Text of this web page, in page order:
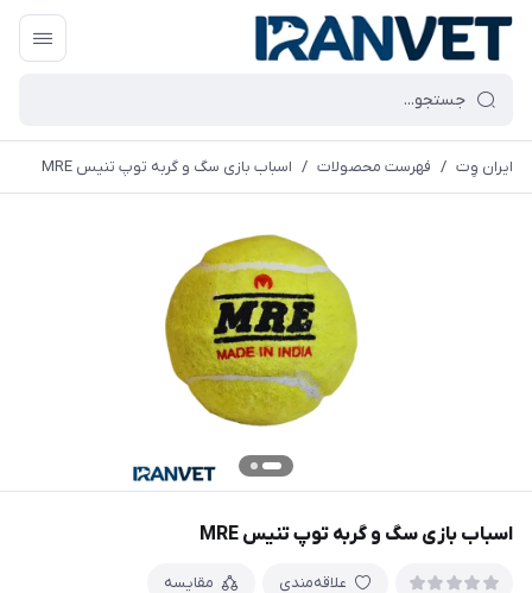
ایران وِت / فهرست محصولات / اسباب بازی سگ و گربه توپ تنیس MRE
اسباب بازی سگ و گربه توپ تنیس MRE
علاقه‌مندی مقایسه